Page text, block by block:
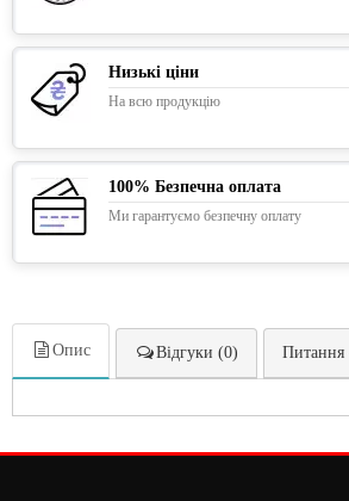
Низькі ціни
На всю продукцію
100% Безпечна оплата
Ми гарантуємо безпечну оплату
Опис Відгуки (0) Питання